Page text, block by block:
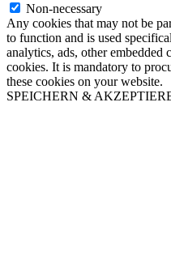
Non-necessary
Any cookies that may not be
to function and is used
analytics, ads, other embedded
cookies. It is mandatory to
these cookies on your website.
SPEICHERN &